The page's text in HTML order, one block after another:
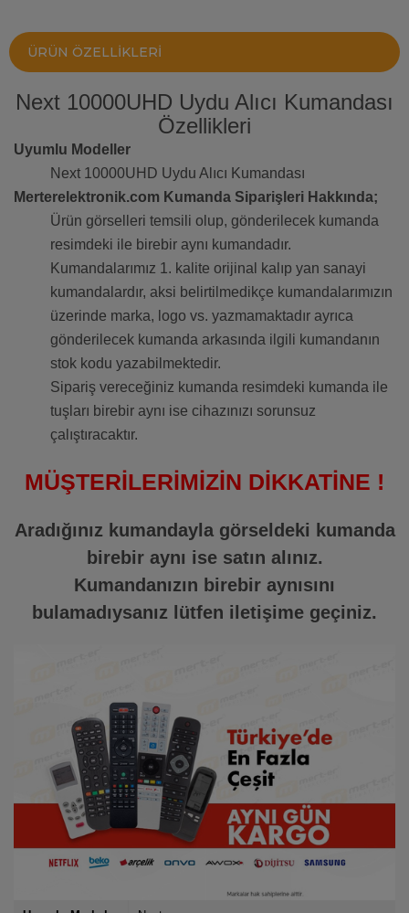
ÜRÜN ÖZELLIKLERI
Next 10000UHD Uydu Alıcı Kumandası
Özellikleri
Uyumlu Modeller
Next 10000UHD Uydu Alıcı Kumandası
Merterelektronik.com Kumanda Siparişleri Hakkında;
Ürün görselleri temsili olup, gönderilecek kumanda
resimdeki ile birebir aynı kumandadır.
Kumandalarımız 1. kalite orijinal kalıp yan sanayi
kumandalardır, aksi belirtilmedikçe kumandalarımızın
üzerinde marka, logo vs. yazmamaktadır ayrıca
gönderilecek kumanda arkasında ilgili kumandanın
stok kodu yazabilmektedir.
Sipariş vereceğiniz kumanda resimdeki kumanda ile
tuşları birebir aynı ise cihazınızı sorunsuz
çalıştıracaktır.
MÜŞTERİLERİMİZİN DİKKATİNE !
Aradığınız kumandayla görseldeki kumanda
birebir aynı ise satın alınız.
Kumandanızın birebir aynısını
bulamadıysanız lütfen iletişime geçiniz.